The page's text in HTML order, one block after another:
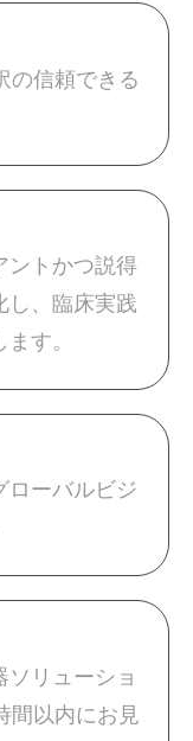
の信頼できる
ントかつ説得
し、臨床実践
す。
ローバルビジ
ソリューショ
間以内にお見